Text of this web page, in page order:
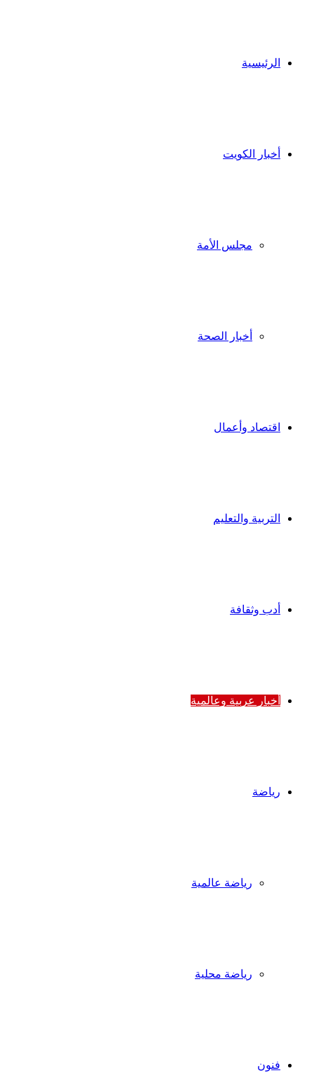
الرئيسية
أخبار الكويت
مجلس الأمة
أخبار الصحة
اقتصاد وأعمال
التربية والتعليم
أدب وثقافة
أخبار عربية وعالمية
رياضة
رياضة عالمية
رياضة محلية
فنون